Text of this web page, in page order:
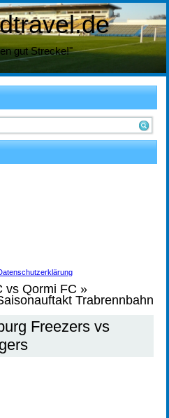
gut Strecke!"
vs Qormi FC »
Trabrennbahn
Freezers vs